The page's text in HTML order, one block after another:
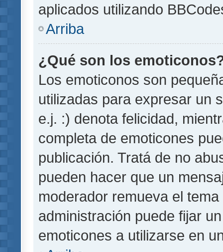
aplicados utilizando
Arriba
¿Qué son los
Los emoticonos son
utilizadas para expresar un
e.j. :) denota felicidad,
completa de emoticones
publicación. Tratá de no
pueden hacer que un
moderador remueva el
administración puede fijar
emoticones a utilizarse en